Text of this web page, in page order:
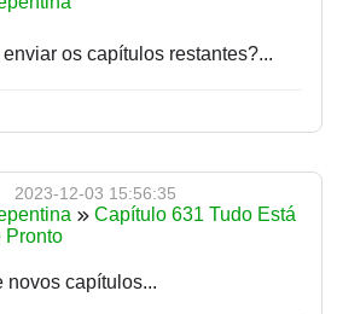
os capítulos restantes?...
2023-12-03 15:56:35
Capítulo 631 Tudo Está
Pronto
novos capítulos...